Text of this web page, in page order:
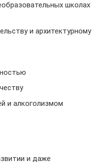
школах
и архитектурному
и алкоголизмом
и даже